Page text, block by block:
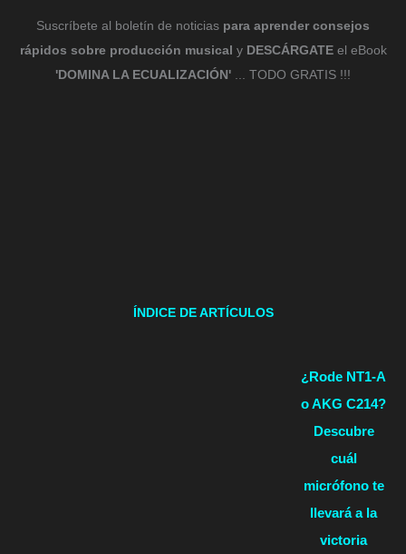
Suscríbete al boletín de noticias para aprender consejos
rápidos sobre producción musical y DESCÁRGATEel eBook
'DOMINA LA ECUALIZACIÓN' ... TODO GRATIS !!!
ÍNDICE DE ARTÍCULOS
¿Rode NT1-A
o AKG C214?
Descubre
cuál
micrófono te
llevará a la
victoria